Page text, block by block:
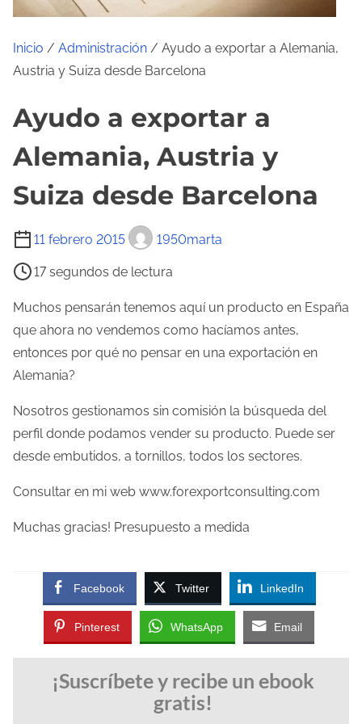
Inicio / Administración / Ayudo a exportar a Alemania,
Austria y Suiza desde Barcelona
Ayudo a exportar a
Alemania, Austria y
Suiza desde Barcelona
11 febrero 2015 1950marta
T
e
m
p
o
d
l
e
c
t
r
17 segundos de lectura
Muchos pensarán tenemos aquí un producto en España
que ahora no vendemos como hacíamos antes,
entonces por qué no pensar en una exportación en
Alemania?
Nosotros gestionamos sin comisión la búsqueda del
perfil donde podamos vender su producto. Puede ser
desde embutidos, a tornillos, todos los sectores.
Consultar en mi web www.forexportconsulting.com
Muchas gracias! Presupuesto a medida
Facebook Twitter LinkedIn
Pinterest WhatsApp Email